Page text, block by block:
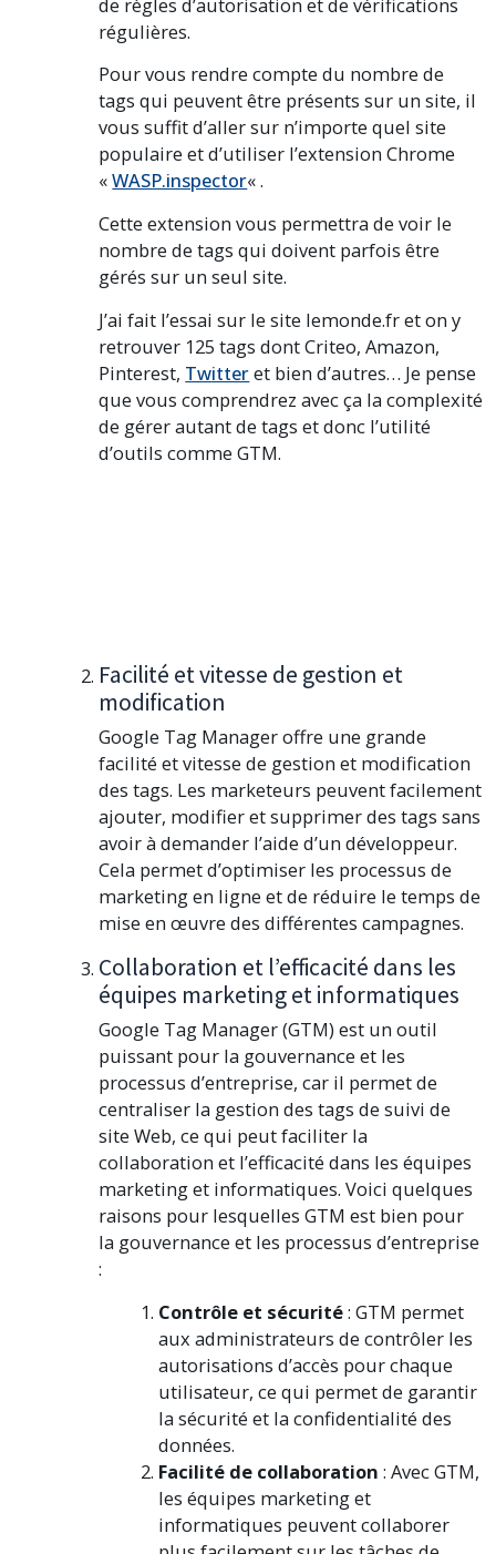
régulières.
Pour vous rendre compte du nombre de
tags qui peuvent être présents sur un site, il
vous suffit d’aller sur n’importe quel site
populaire et d’utiliser l’extension Chrome
«WASP.inspector« .
Cette extension vous permettra de voir le
nombre de tags qui doivent parfois être
gérés sur un seul site.
J’ai fait l’essai sur le site lemonde.fr et on y
retrouver 125 tags dont Criteo, Amazon,
Pinterest, Twitteret bien d’autres… Je pense
que vous comprendrez avec ça la complexité
de gérer autant de tags et donc l’utilité
d’outils comme GTM.
Facilité et vitesse de gestion et
modification
Google Tag Manager offre une grande
facilité et vitesse de gestion et modification
des tags. Les marketeurs peuvent facilement
ajouter, modifier et supprimer des tags sans
avoir à demander l’aide d’un développeur.
Cela permet d’optimiser les processus de
marketing en ligne et de réduire le temps de
mise en œuvre des différentes campagnes.
Collaboration et l’efficacité dans les
équipes marketing et informatiques
Google Tag Manager (GTM) est un outil
puissant pour la gouvernance et les
processus d’entreprise, car il permet de
centraliser la gestion des tags de suivi de
site Web, ce qui peut faciliter la
collaboration et l’efficacité dans les équipes
marketing et informatiques. Voici quelques
raisons pour lesquelles GTM est bien pour
la gouvernance et les processus d’entreprise
:
Contrôle et sécurité: GTM permet
aux administrateurs de contrôler les
autorisations d’accès pour chaque
utilisateur, ce qui permet de garantir
la sécurité et la confidentialité des
données.
Facilité de collaboration : Avec GTM,
les équipes marketing et
informatiques peuvent collaborer